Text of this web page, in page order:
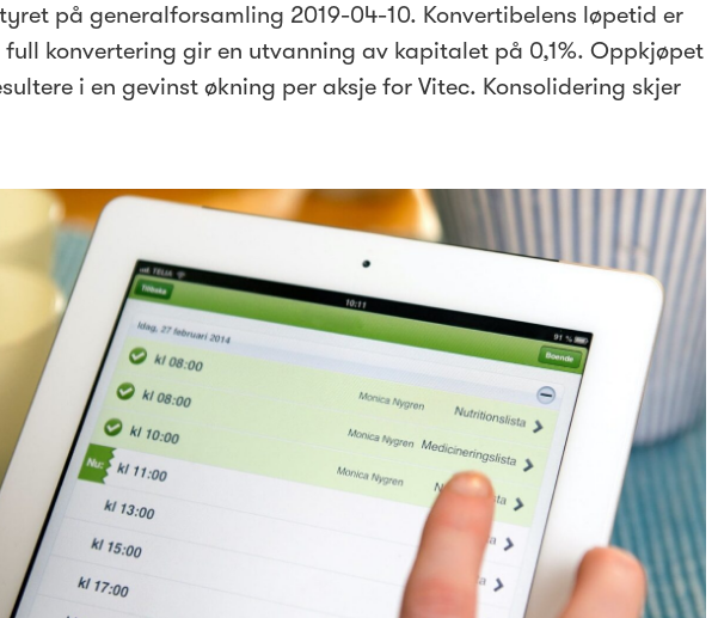
på generalforsamling 2019-04-10. Konvertibelens løpetid er
full konvertering gir en utvanning av kapitalet på 0,1%. Oppkjøpet
i en gevinst økning per aksje for Vitec. Konsolidering skjer